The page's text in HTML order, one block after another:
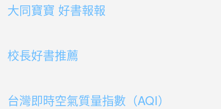
大同寶寶 好書報報
校長好書推薦
台灣即時空氣質量指數（AQI）